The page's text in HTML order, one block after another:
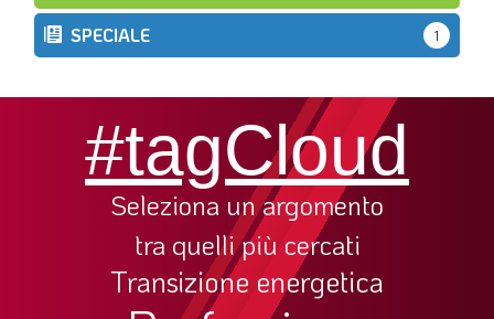
SPECIALE 1
#tagCloud
Seleziona un argomento
tra quelli più cercati
Transizione energetica